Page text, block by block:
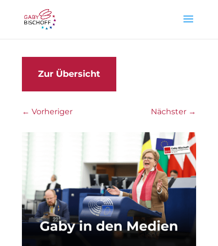
Zur Übersicht
← Vorheriger Nächster →